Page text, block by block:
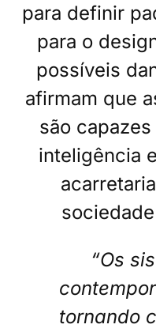
para definir
para o
possíveis
afirmam que
são
inteligência
“Os
tornando